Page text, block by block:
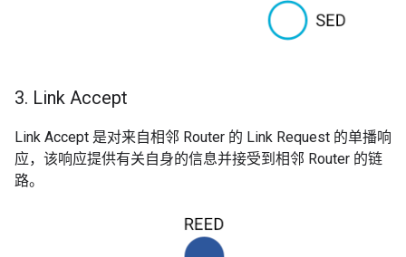
3. Link Accept
Link Accept 是对来自相邻 Router 的 Link Request 的单播响
应，该响应提供有关自身的信息并接受到相邻 Router 的链
路。